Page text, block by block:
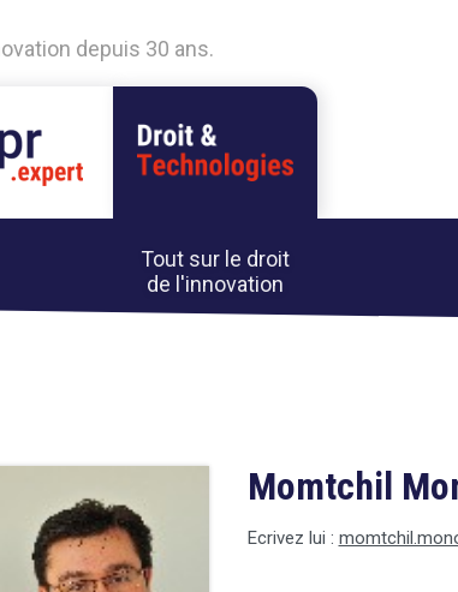
depuis 30 ans.
Tout sur le droit
de l'innovation
Momtchil
Ecrivez lui :